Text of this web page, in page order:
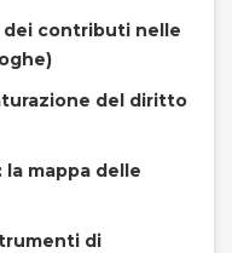
dei contributi nelle
del diritto
mappa delle
di